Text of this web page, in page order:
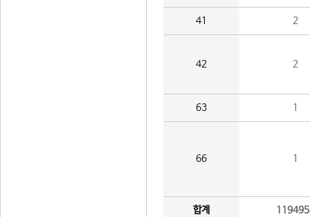
41 2
42 2
63 1
66 1
합계